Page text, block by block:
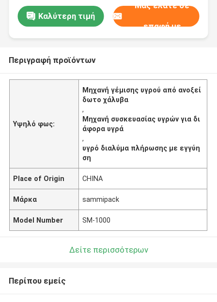
Καλύτερη τιμή
Μας ελάτε σε
επαφή με
Περιγραφή προϊόντων
Υψηλό φως:
Μηχανή γέμισης υγρού από ανοξεί
δωτο χάλυβα
,
Μηχανή συσκευασίας υγρών για δι
άφορα υγρά
,
υγρό διαλύμα πλήρωσης με εγγύη
ση
Place of Origin CHINA
Μάρκα sammipack
Model Number SM-1000
Δείτε περισσότερων
Περίπου εμείς